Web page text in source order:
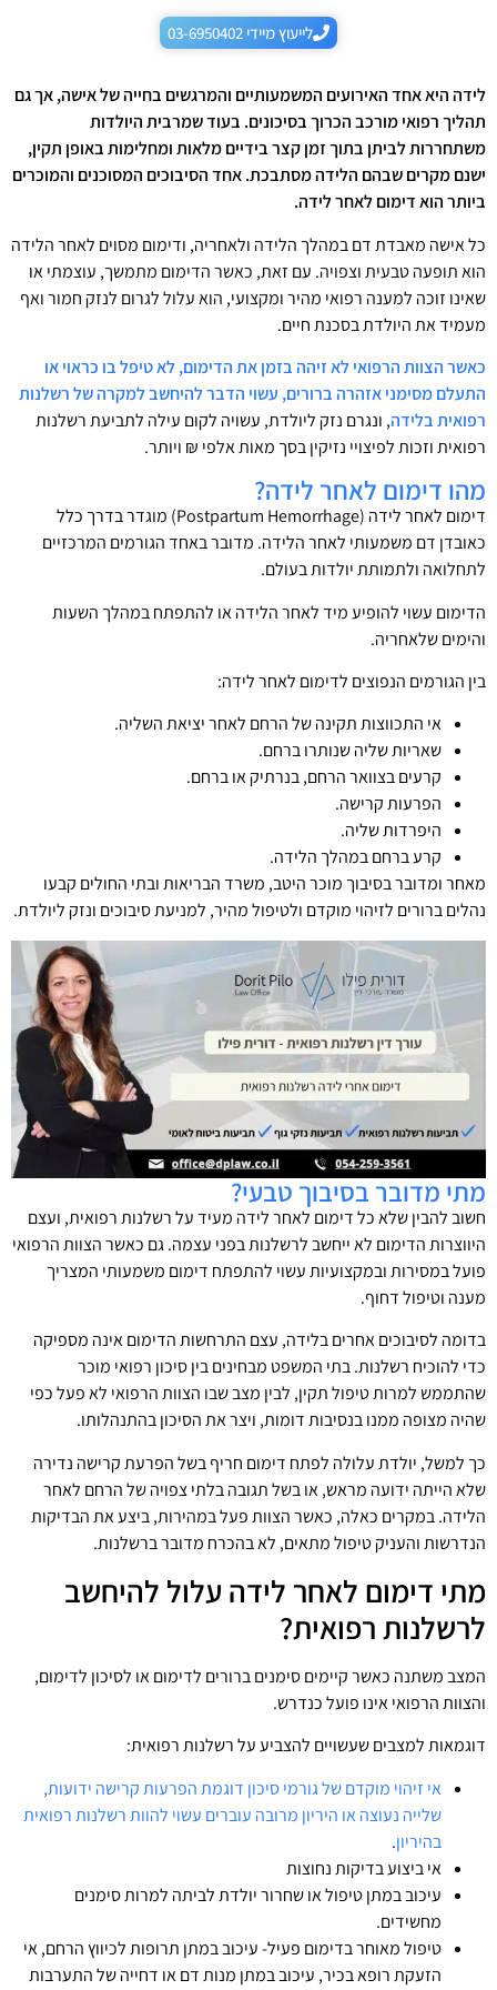
לייעוץ מיידי 03-6950402
לידה היא אחד האירועים המשמעותיים והמרגשים בחייה של אישה, אך גם
תהליך רפואי מורכב הכרוך בסיכונים. בעוד שמרבית היולדות
משתחררות לביתן בתוך זמן קצר בידיים מלאות ומחלימות באופן תקין,
ישנם מקרים שבהם הלידה מסתבכת. אחד הסיבוכים המסוכנים והמוכרים
ביותר הוא דימום לאחר לידה.
כל אישה מאבדת דם במהלך הלידה ולאחריה, ודימום מסוים לאחר הלידה
הוא תופעה טבעית וצפויה. עם זאת, כאשר הדימום מתמשך, עוצמתי או
שאינו זוכה למענה רפואי מהיר ומקצועי, הוא עלול לגרום לנזק חמור ואף
מעמיד את היולדת בסכנת חיים.
כאשרהצוותהרפואילאזיההבזמןאתהדימום,לאטיפלבו כראויאו
התעלםמסימניאזהרהברורים, עשוי הדברלהיחשבלמקרהשלרשלנות
רפואיתבלידה, ונגרם נזק ליולדת, עשויה לקום עילה לתביעת רשלנות
רפואית וזכות לפיצויי נזיקין בסך מאות אלפי ₪ ויותר.
מהו דימום לאחר לידה?
דימום לאחר לידה (Postpartum Hemorrhage) מוגדר בדרך כלל
כאובדן דם משמעותי לאחר הלידה. מדובר באחד הגורמים המרכזיים
לתחלואה ולתמותת יולדות בעולם.
הדימום עשוי להופיע מיד לאחר הלידה או להתפתח במהלך השעות
והימים שלאחריה.
בין הגורמים הנפוצים לדימום לאחר לידה:
אי התכווצות תקינה של הרחם לאחר יציאת השליה.
שאריות שליה שנותרו ברחם.
קרעים בצוואר הרחם, בנרתיק או ברחם.
הפרעות קרישה.
היפרדות שליה.
קרע ברחם במהלך הלידה.
מאחר ומדובר בסיבוך מוכר היטב, משרד הבריאות ובתי החולים קבעו
נהלים ברורים לזיהוי מוקדם ולטיפול מהיר, למניעת סיבוכים ונזק ליולדת.
מתי מדובר בסיבוך טבעי?
חשוב להבין שלא כל דימום לאחר לידה מעיד על רשלנות רפואית, ועצם
היווצרות הדימום לא ייחשב לרשלנות בפני עצמה. גם כאשר הצוות הרפואי
פועל במסירות ובמקצועיות עשוי להתפתח דימום משמעותי המצריך
מענה וטיפול דחוף.
בדומה לסיבוכים אחרים בלידה, עצם התרחשות הדימום אינה מספיקה
כדי להוכיח רשלנות. בתי המשפט מבחינים בין סיכון רפואי מוכר
שהתממש למרות טיפול תקין, לבין מצב שבו הצוות הרפואי לא פעל כפי
שהיה מצופה ממנו בנסיבות דומות, ויצר את הסיכון בהתנהלותו.
כך למשל, יולדת עלולה לפתח דימום חריף בשל הפרעת קרישה נדירה
שלא הייתה ידועה מראש, או בשל תגובה בלתי צפויה של הרחם לאחר
הלידה. במקרים כאלה, כאשר הצוות פעל במהירות, ביצע את הבדיקות
הנדרשות והעניק טיפול מתאים, לא בהכרח מדובר ברשלנות.
מתי דימום לאחר לידה עלול להיחשב
לרשלנות רפואית?
המצב משתנה כאשר קיימים סימנים ברורים לדימום או לסיכון לדימום,
והצוות הרפואי אינו פועל כנדרש.
דוגמאות למצבים שעשויים להצביע על רשלנות רפואית:
אי זיהוי מוקדם של גורמי סיכון דוגמת הפרעות קרישה ידועות,
שלייה נעוצה או היריון מרובה עוברים עשוי להוות רשלנות רפואית
בהיריון.
אי ביצוע בדיקות נחוצות
עיכוב במתן טיפול או שחרור יולדת לביתה למרות סימנים
מחשידים.
טיפול מאוחר בדימום פעיל- עיכוב במתן תרופות לכיווץ הרחם, אי
הזעקת רופא בכיר, עיכוב במתן מנות דם או דחייה של התערבות